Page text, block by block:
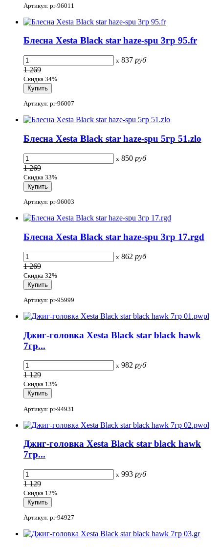
Артикул: pr-96011
Блесна Xesta Black star haze-spu 3гр 95.fr
x 837 руб
1 269
Скидка 34%
Артикул: pr-96007
Блесна Xesta Black star haze-spu 5гр 51.zlo
x 850 руб
1 269
Скидка 33%
Артикул: pr-96003
Блесна Xesta Black star haze-spu 3гр 17.rgd
x 862 руб
1 269
Скидка 32%
Артикул: pr-95999
Джиг-головка Xesta Black star black hawk
7гр...
x 982 руб
1 129
Скидка 13%
Артикул: pr-94931
Джиг-головка Xesta Black star black hawk
7гр...
x 993 руб
1 129
Скидка 12%
Артикул: pr-94927